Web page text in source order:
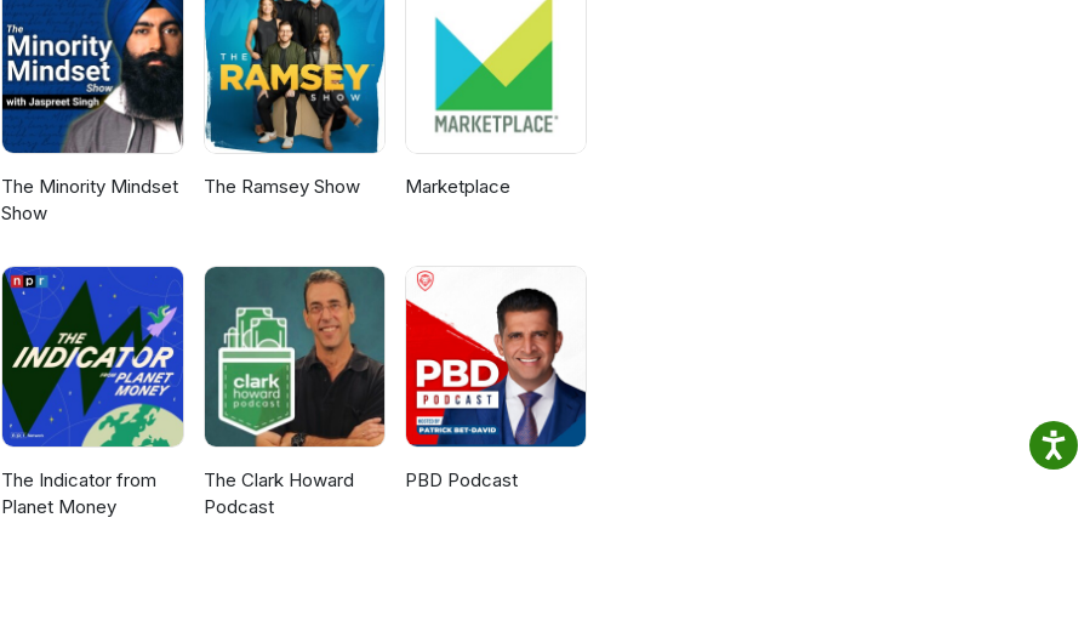
The Minority Mindset
Show
The Ramsey Show Marketplace
The Indicator from
Planet Money
The Clark Howard
Podcast
PBD Podcast